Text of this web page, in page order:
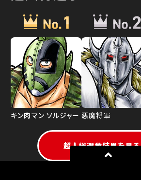
キン肉マン ソルジャー 悪魔将軍
超人総選挙結果を見る